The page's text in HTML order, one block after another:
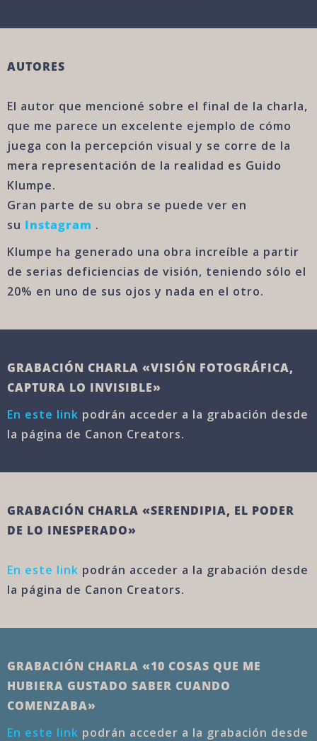
AUTORES
El autor que mencioné sobre el final de la charla,
que me parece un excelente ejemplo de cómo
juega con la percepción visual y se corre de la
mera representación de la realidad es Guido
Klumpe.
Gran parte de su obra se puede ver en
su Instagram .
Klumpe ha generado una obra increíble a partir
de serias deficiencias de visión, teniendo sólo el
20% en uno de sus ojos y nada en el otro.
GRABACIÓN CHARLA «VISIÓN FOTOGRÁFICA,
CAPTURA LO INVISIBLE»
En este link podrán acceder a la grabación desde
la página de Canon Creators.
GRABACIÓN CHARLA «SERENDIPIA, EL PODER
DE LO INESPERADO»
En este link podrán acceder a la grabación desde
la página de Canon Creators.
GRABACIÓN CHARLA «10 COSAS QUE ME
HUBIERA GUSTADO SABER CUANDO
COMENZABA»
En este link podrán acceder a la grabación desde